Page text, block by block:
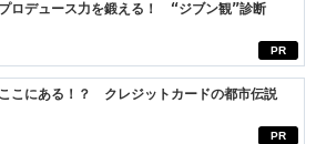
PR
プロデュース力を鍛える！ “ジブン観”診断
PR
こにある！？ クレジットカードの都市伝説